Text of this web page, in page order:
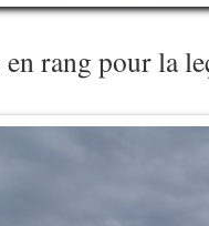
en rang pour la